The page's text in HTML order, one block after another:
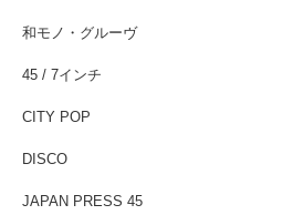
和モノ・グルーヴ
45 / 7インチ
CITY POP
DISCO
JAPAN PRESS 45